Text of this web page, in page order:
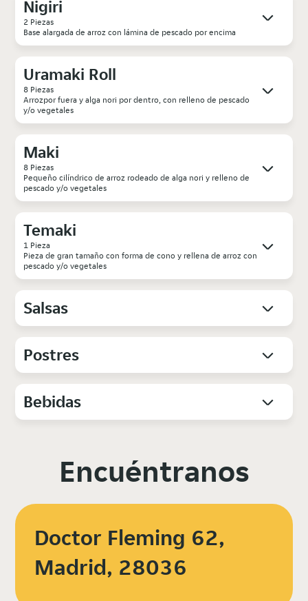
Nigiri
2 Piezas
Base alargada de arroz con lámina de pescado por encima
Uramaki Roll
8 Piezas
Arrozpor fuera y alga nori por dentro, con relleno de pescado
y/o vegetales
Maki
8 Piezas
Pequeño cilíndrico de arroz rodeado de alga nori y relleno de
pescado y/o vegetales
Temaki
1 Pieza
Pieza de gran tamaño con forma de cono y rellena de arroz con
pescado y/o vegetales
Salsas
Postres
Bebidas
Encuéntranos
Doctor Fleming 62,
Madrid, 28036